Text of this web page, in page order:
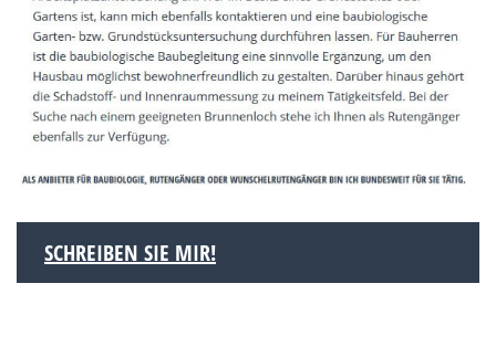
SCHREIBEN SIE MIR!